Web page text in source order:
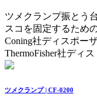
ツメクランプ振とう
スコを固定するため
Coning社ディスポー
ThermoFisher社ディス
ツメクランプ | CF-0200